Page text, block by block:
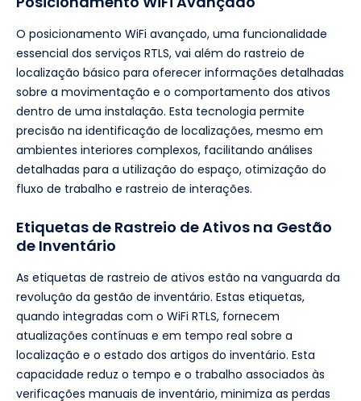
O posicionamento WiFi avançado, uma funcionalidade
essencial dos serviços RTLS, vai além do rastreio de
localização básico para oferecer informações detalhadas
sobre a movimentação e o comportamento dos ativos
dentro de uma instalação. Esta tecnologia permite
precisão na identificação de localizações, mesmo em
ambientes interiores complexos, facilitando análises
detalhadas para a utilização do espaço, otimização do
fluxo de trabalho e rastreio de interações.
Etiquetas de Rastreio de Ativos na Gestão
de Inventário
As etiquetas de rastreio de ativos estão na vanguarda da
revolução da gestão de inventário. Estas etiquetas,
quando integradas com o WiFi RTLS, fornecem
atualizações contínuas e em tempo real sobre a
localização e o estado dos artigos do inventário. Esta
capacidade reduz o tempo e o trabalho associados às
verificações manuais de inventário, minimiza as perdas